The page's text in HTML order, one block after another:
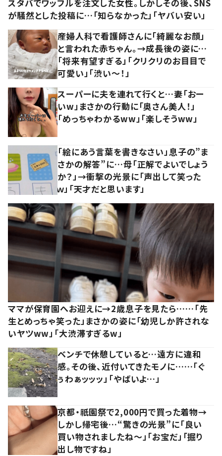
スタバでワッフルを注文した女性。しかしその後、SNS
が騒然とした投稿に…「知らなかった」「ヤバい安い」
産婦人科で看護師さんに「綺麗なお顔」
と言われた赤ちゃん。→成長後の姿に…
「将来有望すぎる」「クリクリのお目目で
可愛い」「渋い～！」
スーパーに夫を連れて行くと…妻「おー
いw」まさかの行動に「奥さん美人！」
「めっちゃわかるww」「楽しそうww」
「絵にあう言葉を書きなさい」息子の”ま
さかの解答”に…母「正解でよいでしょう
か？」→衝撃の光景に「声出して笑った
ｗ」「天才だと思います」
ママが保育園へお迎えに→2歳息子を見たら……「先
生とめっちゃ笑った」まさかの姿に「幼児しか許されな
いヤツww」「大渋滞すぎるw」
ベンチで休憩していると…遠方に違和
感。その後、近付いてきたモノに……「ぐ
ぅわぁッッッ」「やばいよ…」
京都・祇園祭で2,000円で買った着物→
しかし帰宅後…“驚きの光景”に「良い
買い物されましたね～」「お宝だ」「掘り
出し物ですね」